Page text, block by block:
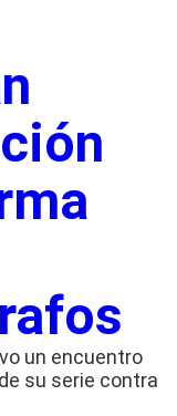
un encuentro
su serie contra